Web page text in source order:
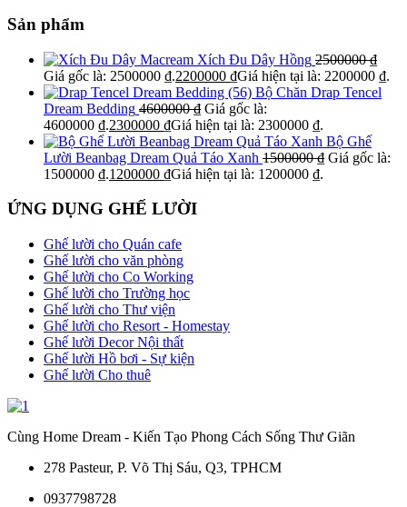
Sản phẩm
Xích Đu Dây Hồng 2500000₫
Giá gốc là: 2500000 ₫.2200000 ₫Giá hiện tại là: 2200000 ₫.
Bộ Chăn Drap Tencel
Dream Bedding 4600000₫ Giá gốc là:
4600000 ₫.2300000 ₫Giá hiện tại là: 2300000 ₫.
Bộ Ghế
Lười Beanbag Dream Quả Táo Xanh 1500000₫ Giá gốc là:
1500000 ₫.1200000 ₫Giá hiện tại là: 1200000 ₫.
ỨNG DỤNG GHẾ LƯỜI
Ghế lười cho Quán cafe
Ghế lười cho văn phòng
Ghế lười cho Co Working
Ghế lười cho Trường học
Ghế lười cho Thư viện
Ghế lười cho Resort - Homestay
Ghế lười Decor Nội thất
Ghế lười Hồ bơi - Sự kiện
Ghế lười Cho thuê
Cùng Home Dream - Kiến Tạo Phong Cách Sống Thư Giãn
278 Pasteur, P. Võ Thị Sáu, Q3, TPHCM
0937798728